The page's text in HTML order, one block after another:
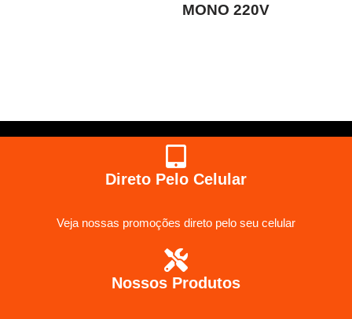
MONO 220V
Direto Pelo Celular
Veja nossas promoções direto pelo seu celular
Nossos Produtos